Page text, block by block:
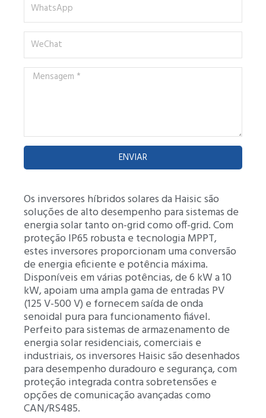
WeChat
Mensagem
ENVIAR
Os inversores híbridos solares da Haisic são
soluções de alto desempenho para sistemas de
energia solar tanto on-grid como off-grid. Com
proteção IP65 robusta e tecnologia MPPT,
estes inversores proporcionam uma conversão
de energia eficiente e potência máxima.
Disponíveis em várias potências, de 6 kW a 10
kW, apoiam uma ampla gama de entradas PV
(125 V-500 V) e fornecem saída de onda
senoidal pura para funcionamento fiável.
Perfeito para sistemas de armazenamento de
energia solar residenciais, comerciais e
industriais, os inversores Haisic são desenhados
para desempenho duradouro e segurança, com
proteção integrada contra sobretensões e
opções de comunicação avançadas como
CAN/RS485.